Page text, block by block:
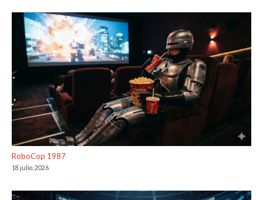
RoboCop 1987
18 julio, 2026